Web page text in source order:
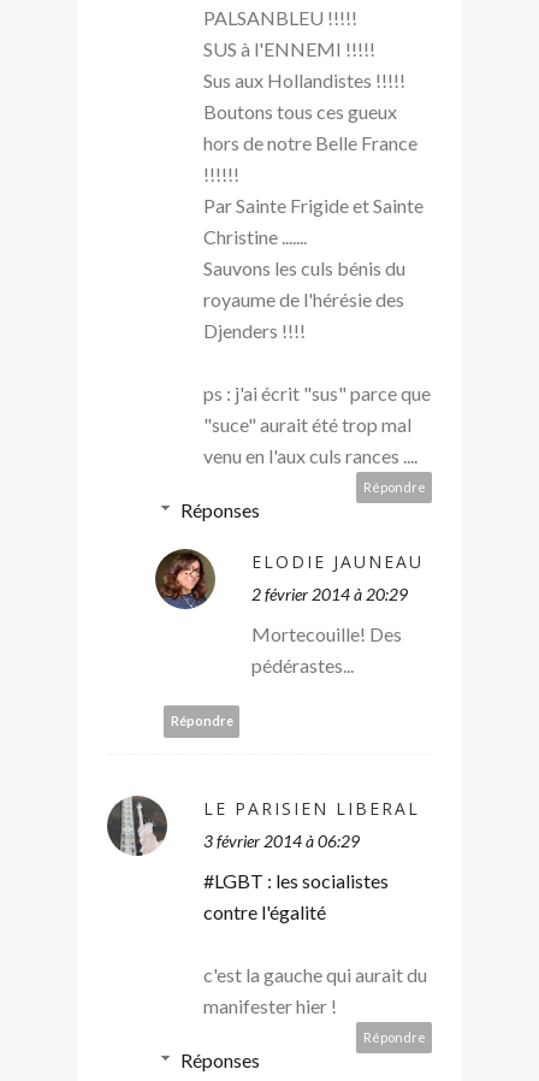
PALSANBLEU !!!!!
SUS à l'ENNEMI !!!!!
Sus aux Hollandistes !!!!!
Boutons tous ces gueux
hors de notre Belle France
!!!!!!
Par Sainte Frigide et Sainte
Christine .......
Sauvons les culs bénis du
royaume de l'hérésie des
Djenders !!!!
ps : j'ai écrit "sus" parce que
"suce" aurait été trop mal
venu en l'aux culs rances ....
Répondre
Réponses
ELODIE JAUNEAU
2 février 2014 à 20:29
Mortecouille! Des
pédérastes...
Répondre
LE PARISIEN LIBERAL
3 février 2014 à 06:29
#LGBT : les socialistes
contre l'égalité
c'est la gauche qui aurait du
manifester hier !
Répondre
Réponses